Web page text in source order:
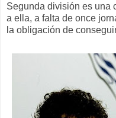
Segunda división es una
a ella, a falta de once
la obligación de